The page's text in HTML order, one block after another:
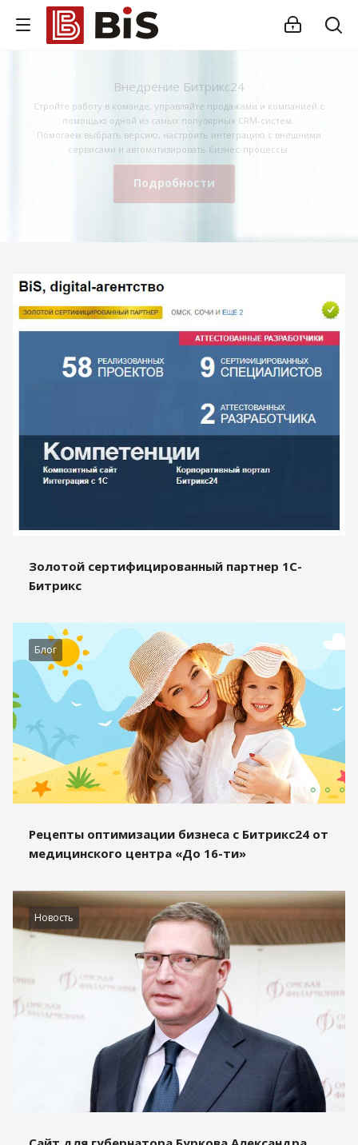
Внедрение Битрикс24
Стройте работу в команде, управляйте продажами и компанией с
помощью одной из самых популярных CRM-систем.
Помогаем выбрать версию, настроить интеграцию с внешними
сервисами и автоматизировать бизнес-процессы.
Подробности
Золотой сертифицированный партнер 1С-
Битрикс
Блог
Рецепты оптимизации бизнеса с Битрикс24 от
медицинского центра «До 16-ти»
Новость